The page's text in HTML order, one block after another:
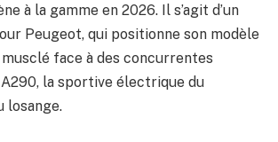
à la gamme en 2026. Il s’agit d’un
Peugeot, qui positionne son modèle
face à des concurrentes
A290, la sportive électrique du
losange.